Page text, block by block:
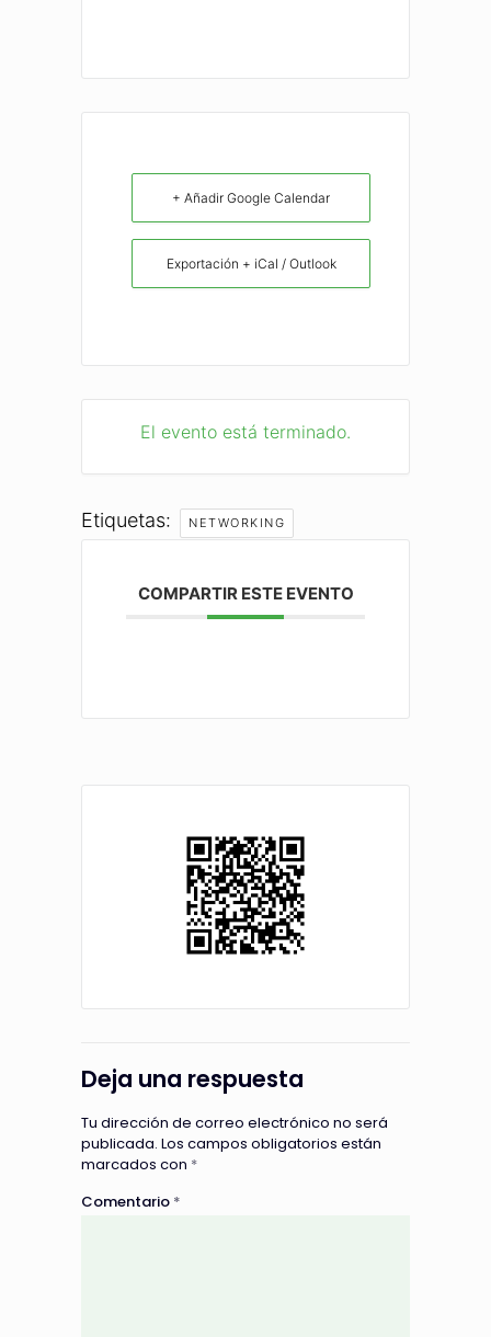
+ Añadir Google Calendar
Exportación + iCal / Outlook
El evento está terminado.
Etiquetas: NETWORKING
COMPARTIR ESTE EVENTO
Deja una respuesta
Tu dirección de correo electrónico no será
publicada. Los campos obligatorios están
marcados con *
Comentario *